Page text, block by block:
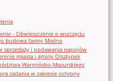
- Obwieszczenie o wszczęciu
budowa farmy Mielno
i podawania napojów
miasta i gminy Olsztynek
Warmińsko-Mazurskiego
zadania w zakresie ochrony